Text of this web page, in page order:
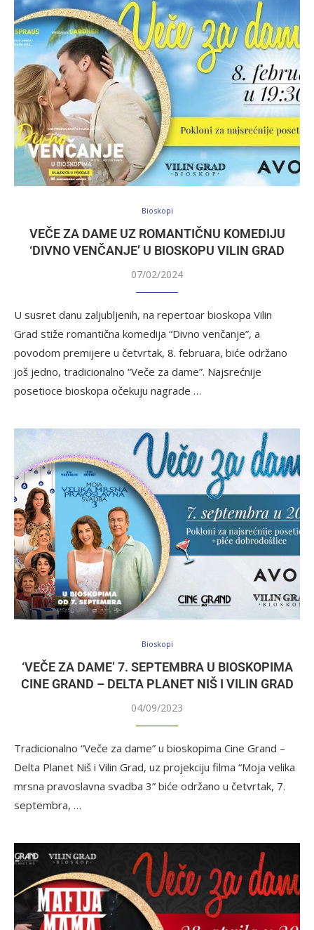
Bioskopi
VEČE ZA DAME UZ ROMANTIČNU KOMEDIJU
‘DIVNO VENČANJE’ U BIOSKOPU VILIN GRAD
07/02/2024
U susret danu zaljubljenih, na repertoar bioskopa Vilin
Grad stiže romantična komedija “Divno venčanje”, a
povodom premijere u četvrtak, 8. februara, biće održano
još jedno, tradicionalno “Veče za dame”. Najsrećnije
posetioce bioskopa očekuju nagrade …
Bioskopi
‘VEČE ZA DAME’ 7. SEPTEMBRA U BIOSKOPIMA
CINE GRAND – DELTA PLANET NIŠ I VILIN GRAD
04/09/2023
Tradicionalno “Veče za dame” u bioskopima Cine Grand –
Delta Planet Niš i Vilin Grad, uz projekciju filma “Moja velika
mrsna pravoslavna svadba 3” biće održano u četvrtak, 7.
septembra, …